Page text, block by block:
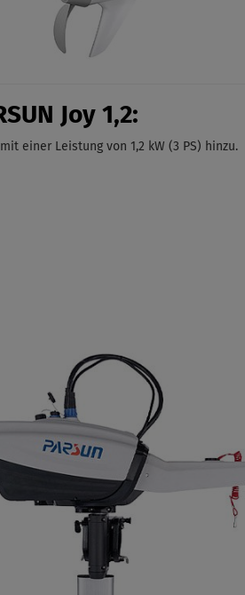
Joy 1,2:
mit einer Leistung von 1,2 kW (3 PS) hinzu.